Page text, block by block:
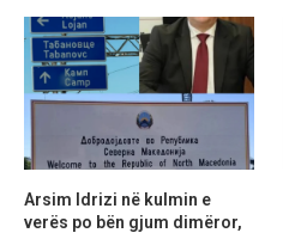
Arsim Idrizi në kulmin e
verës po bën gjum dimëror,